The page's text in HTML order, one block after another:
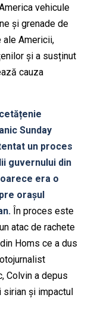
vehicule
și grenade de
ale Americii,
și a susținut
cauza
Sunday
un proces
guvernului din
era o
orașul
În proces este
atac de rachete
Homs ce a dus
Colvin a depus
sirian și impactul